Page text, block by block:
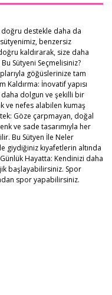
doğru destekle daha da
benzersiz
kaldırarak, size daha
Sütyeni Seçmelisiniz?
göğüslerinize tam
İnovatif yapısı
dolgun ve şekilli bir
ve nefes alabilen kumaş
Göze çarpmayan, doğal
ve sade tasarımıyla her
Bu Sütyen İle Neler
giydiğiniz kıyafetlerin altında
Hayatta: Kendinizi daha
başlayabilirsiniz. Spor
spor yapabilirsiniz.